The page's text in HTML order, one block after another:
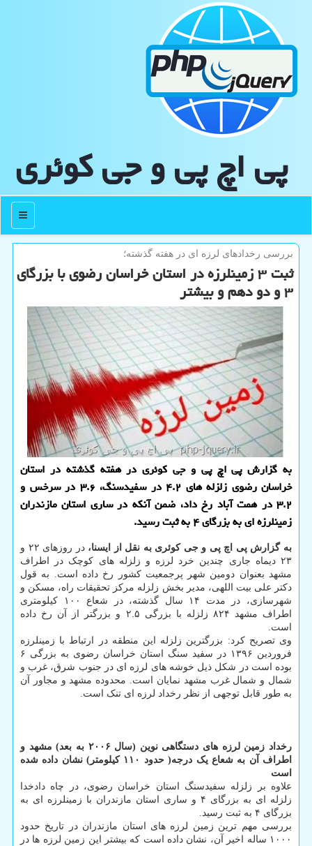
پی اچ پی و جی كوئری
منو
بررسی رخدادهای لرزه ای در هفته گذشته؛
ثبت ۳ زمینلرزه در استان خراسان رضوی با بزرگای
۳ و دو دهم و بیشتر
به گزارش پی اچ پی و جی کوئری در هفته گذشته در استان
خراسان رضوی زلزله های ۴.۲ در سفیدسنگ، ۳.۶ در سرخس و
۳.۲ در همت آباد رخ داد، ضمن آنکه در ساری استان مازندران
زمینلرزه ای به بزرگای ۴ به ثبت رسید.
به گزارش پی اچ پی و جی کوئری به نقل از ایسنا،
در روزهای ۲۲ و
۲۳ دیماه جاری چندین خرد لرزه و زلزله های کوچک در اطراف
مشهد بعنوان دومین شهر پرجمعیت کشور رخ داده است. به قول
دکتر علی بیت اللهی، مدیر بخش زلزله مرکز تحقیقات راه، مسکن و
شهرسازی، در مدت ۱۴ سال گذشته، در شعاع ۱۰۰ کیلومتری
اطراف مشهد ۸۲۴ زلزله با بزرگی ۲.۵ و بزرگتر از آن رخ داده
است.
وی تصریح کرد: بزرگترین زلزله این منطقه در ارتباط با زمینلرزه
فروردین ۱۳۹۶ در سفید سنگ استان خراسان رضوی به بزرگی ۶
بوده است در شکل ذیل خوشه های لرزه ای در جنوب شرق، غرب و
شمال و شمال غرب مشهد نمایان است. محدوده مشهد و مجاور آن
به طور قابل توجهی از نظر رخداد لرزه ای تنک است.
رخداد زمین لرزه های دستگاهی نوین (سال ۲۰۰۶ به بعد) مشهد و
اطراف آن به شعاع یک درجه( حدود ۱۱۰ کیلومتر) نشان داده شده
است
علاوه بر زلزله سفیدسنگ استان خراسان رضوی، در چاه دادخدا
زلزله ای به بزرگای ۴ و ساری استان مازندران با زمینلرزه ای به
بزرگای ۴ به ثبت رسید.
بررسی مهم ترین زمین لرزه های استان مازندران در تاریخ حدود
۱۰۰۰ ساله اخیر آن، نشان داده است که بیشتر این زمین لرزه ها در